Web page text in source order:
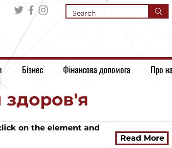
Бізнес Фінансова допомога Про
здоров'я
on the element and
Read More